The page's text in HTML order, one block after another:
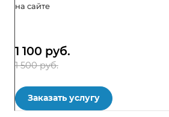
на сайте
1 100 руб.
1 500 руб.
Заказать услугу